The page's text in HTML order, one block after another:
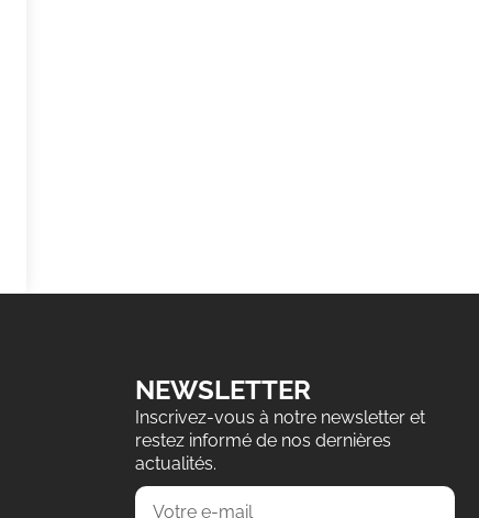
NEWSLETTER
Inscrivez-vous à notre newsletter et
restez informé de nos dernières
actualités.